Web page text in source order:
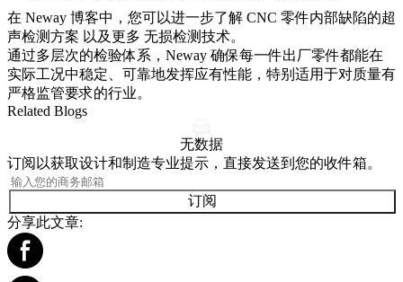
在 Neway 博客中，您可以进一步了解 CNC 零件内部缺陷的超
声检测方案 以及更多 无损检测技术。
通过多层次的检验体系，Neway 确保每一件出厂零件都能在
实际工况中稳定、可靠地发挥应有性能，特别适用于对质量有
严格监管要求的行业。
Related Blogs
无数据
订阅以获取设计和制造专业提示，直接发送到您的收件箱。
订阅
分享此文章: